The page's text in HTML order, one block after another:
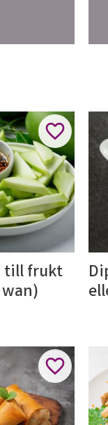
till frukt
Lägg till i
Lägg till i